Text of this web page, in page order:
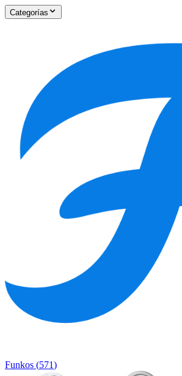
Categorías
Funkos (571)